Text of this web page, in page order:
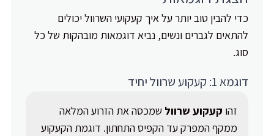
כדי להבין טוב יותר על איך קעקועי השרוול יכולים
להתאים לגברים ונשים, נביא דוגמאות מובהקות של כל
סוג.
דוגמא 1: קעקוע שרוול יחיד
זהו קעקוע שרוול שמכסה את הזרוע המלאה
ממקף המפרק עד הקפיס התחתון. דוגמת הקעקוע